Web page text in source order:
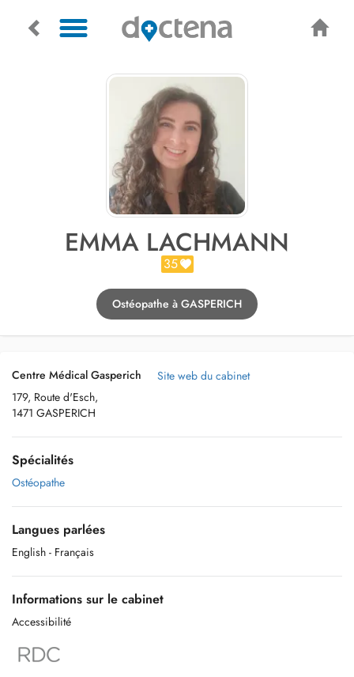
EMMA LACHMANN
35
Ostéopathe à GASPERICH
Centre Médical Gasperich
179, Route d'Esch,
1471 GASPERICH
Site web du cabinet
Spécialités
Ostéopathe
Langues parlées
English - Français
Informations sur le cabinet
Accessibilité